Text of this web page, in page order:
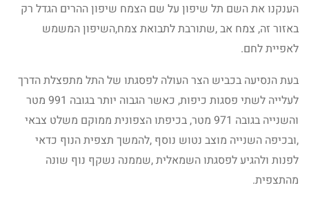
הענקנו את השם תל שיפון על שם הצמח שיפון ההרים הגדל רק
באזור זה, צמח אב ,שתורבת לתבואת צמח,השיפון המשמש
לאפיית לחם.
בעת הנסיעה בכביש הצר העולה לפסגתו של התל מתפצלת הדרך
לעלייה לשתי פסגות כיפות, כאשר הגבוה יותר בגובה 991 מטר
והשנייה בגובה 971 מטר, בכיפתו הצפונית ממוקם משלט צבאי
,ובכיפה השנייה מוצב נטוש נוסף ,להמשך תצפית הנוף כדאי
לפנות ולהגיע לפסגתו השמאלית ,שממנה נשקף נוף שונה
מהתצפית.